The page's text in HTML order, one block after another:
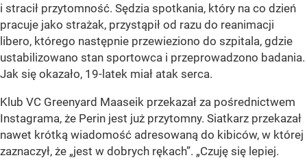
i stracił przytomność. Sędzia spotkania, który na co dzień
pracuje jako strażak, przystąpił od razu do reanimacji
libero, którego następnie przewieziono do szpitala, gdzie
ustabilizowano stan sportowca i przeprowadzono badania.
Jak się okazało, 19-latek miał atak serca.
Klub VC Greenyard Maaseik przekazał za pośrednictwem
Instagrama, że Perin jest już przytomny. Siatkarz przekazał
nawet krótką wiadomość adresowaną do kibiców, w której
zaznaczył, że „jest w dobrych rękach”. „Czuję się lepiej.